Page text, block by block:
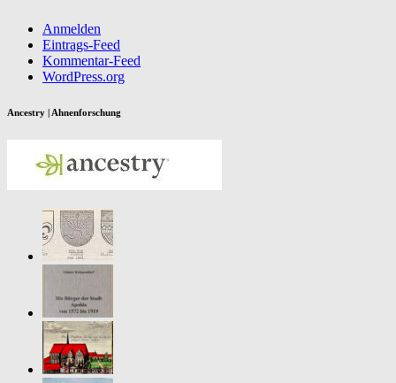
Anmelden
Eintrags-Feed
Kommentar-Feed
WordPress.org
Ancestry | Ahnenforschung